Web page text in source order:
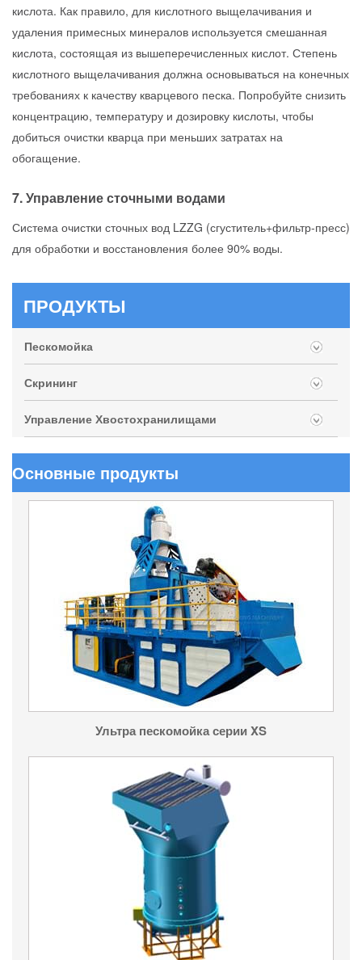
кислота. Как правило, для кислотного выщелачивания и
удаления примесных минералов используется смешанная
кислота, состоящая из вышеперечисленных кислот. Степень
кислотного выщелачивания должна основываться на конечных
требованиях к качеству кварцевого песка. Попробуйте снизить
концентрацию, температуру и дозировку кислоты, чтобы
добиться очистки кварца при меньших затратах на
обогащение.
7. Управление сточными водами
Система очистки сточных вод LZZG (сгуститель+фильтр-пресс)
для обработки и восстановления более 90% воды.
ПРОДУКТЫ
Пескомойка
Скрининг
Управление Хвостохранилищами
Основные продукты
Ультра пескомойка серии XS